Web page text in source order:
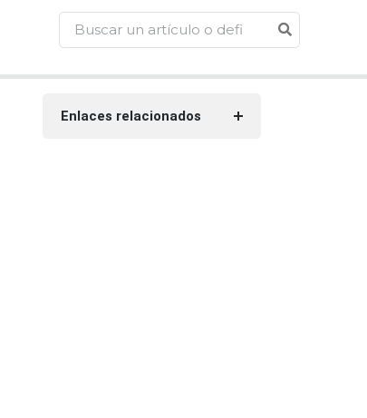
Enlaces relacionados